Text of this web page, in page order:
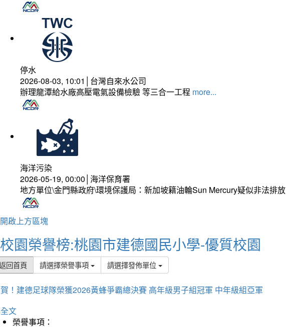
停水
2026-08-03, 10:01│台灣自來水公司
辦理龍潭給水廠高壓電氣設備檢驗 等三合一工程 more...
海洋污染
2026-05-19, 00:00│海洋保育署
地方單位\金門縣政府\環境保護局：新加坡籍油輪Sun Mercury疑似非法排放
開啟上方區塊
校園榮譽榜:桃園市建德國民小學-優質校園
回首頁 請選擇榮譽事項 請選擇發佈單位
！建德足球隊榮獲2026黃蜂爭霸總決賽 高年級男子組冠軍 中年級組亞軍
文
榮譽事項：